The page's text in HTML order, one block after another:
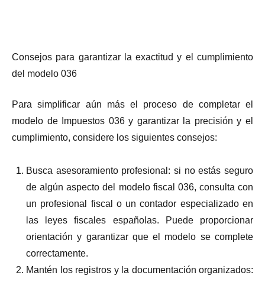
Consejos para garantizar la exactitud y el cumplimiento
del modelo 036
Para simplificar aún más el proceso de completar el
modelo de Impuestos 036 y garantizar la precisión y el
cumplimiento, considere los siguientes consejos:
Busca asesoramiento profesional: si no estás seguro
de algún aspecto del modelo fiscal 036, consulta con
un profesional fiscal o un contador especializado en
las leyes fiscales españolas. Puede proporcionar
orientación y garantizar que el modelo se complete
correctamente.
Mantén los registros y la documentación organizados: